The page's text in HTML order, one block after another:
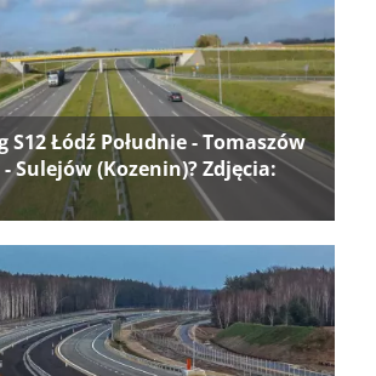
S12 Łódź Południe - Tomaszów
Sulejów (Kozenin)? Zdjęcia: